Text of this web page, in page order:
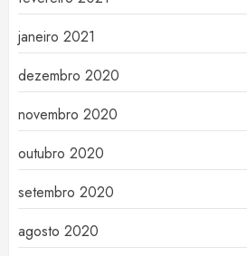
janeiro 2021
dezembro 2020
novembro 2020
outubro 2020
setembro 2020
agosto 2020